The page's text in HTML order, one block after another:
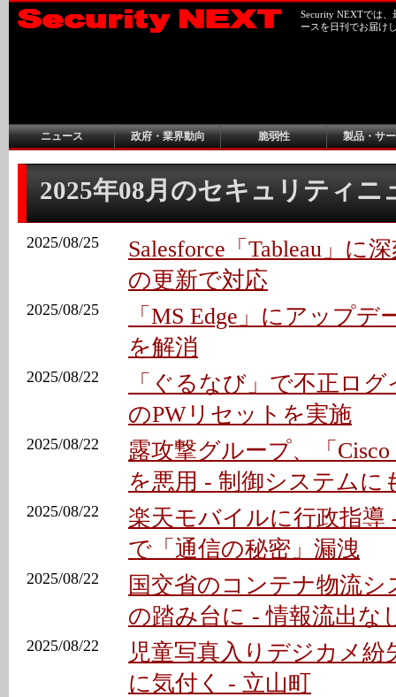
Security NEXTでは
ースを日刊でお届け
ニュース 政府・業界動向 脆弱性 製品・サ
2025年08月のセキュリティニ
2025/08/25
Salesforce「Tableau」に
の更新で対応
2025/08/25
「MS Edge」にアップデ
を解消
2025/08/22
「ぐるなび」で不正ロ
のPWリセットを実施
2025/08/22
露攻撃グループ、「
を悪用 - 制御システムに
2025/08/22
楽天モバイルに行政指導
で「通信の秘密」漏洩
2025/08/22
国交省のコンテナ物流
の踏み台に - 情報流出な
2025/08/22
児童写真入りデジカメ紛
に気付く - 立山町